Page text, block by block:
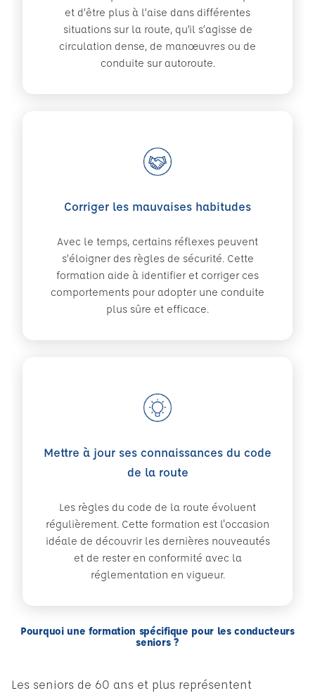
et d’être plus à l’aise dans différentes
situations sur la route, qu’il s’agisse de
circulation dense, de manœuvres ou de
conduite sur autoroute.
Corriger les mauvaises habitudes
Avec le temps, certains réflexes peuvent
s’éloigner des règles de sécurité. Cette
formation aide à identifier et corriger ces
comportements pour adopter une conduite
plus sûre et efficace.
Mettre à jour ses connaissances du code
de la route
Les règles du code de la route évoluent
régulièrement. Cette formation est l'occasion
idéale de découvrir les dernières nouveautés
et de rester en conformité avec la
réglementation en vigueur.
Pourquoi une formation spécifique pour les conducteurs
seniors ?
Les seniors de 60 ans et plus représentent